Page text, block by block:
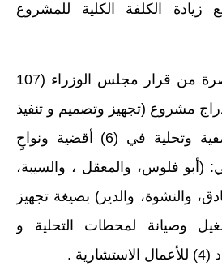
زيادة الكلفة الكلية للمشروع
-استثناء محافظة البصرة من قرار مجلس الوزراء (107
إدراج مشروع (تجهيز وتصميم و تنفيذ
وتشغيل محطات تصفية وتحلية في (6) أقضية ونواحٍ
(أبو فلوس، والمعقل ، والسيبة،
والنشوة، والدير) بصيغة تجهيز
وصيانة لمحطات التحلية و
.